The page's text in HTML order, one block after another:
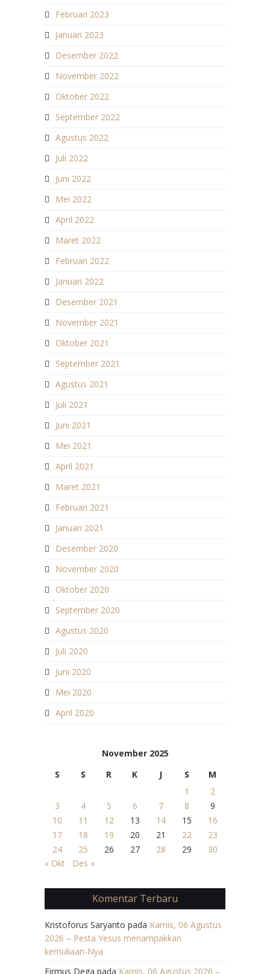
Februari 2023
Januari 2023
Desember 2022
November 2022
Oktober 2022
September 2022
Agustus 2022
Juli 2022
Juni 2022
Mei 2022
April 2022
Maret 2022
Februari 2022
Januari 2022
Desember 2021
November 2021
Oktober 2021
September 2021
Agustus 2021
Juli 2021
Juni 2021
Mei 2021
April 2021
Maret 2021
Februari 2021
Januari 2021
Desember 2020
November 2020
Oktober 2020
September 2020
Agustus 2020
Juli 2020
Juni 2020
Mei 2020
April 2020
November 2025
S
S R K J S
M
1
2
3
4 5 6 7 8
9
10
11 12 13 14 15
16
17
18 19 20 21 22
23
24
25 26 27 28 29
30
« Okt
Des »
Komentar Terbaru
Kristoforus Saryanto pada Kamis, 06 Agustus
2026 – Pesta Yesus menampakkan
kemuliaan-Nya
Firmus Dega pada Kamis, 06 Agustus 2026 –